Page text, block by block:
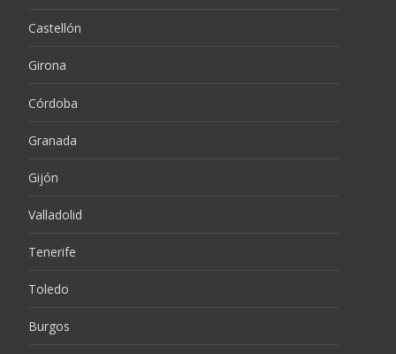
Castellón
Girona
Córdoba
Granada
Gijón
Valladolid
Tenerife
Toledo
Burgos